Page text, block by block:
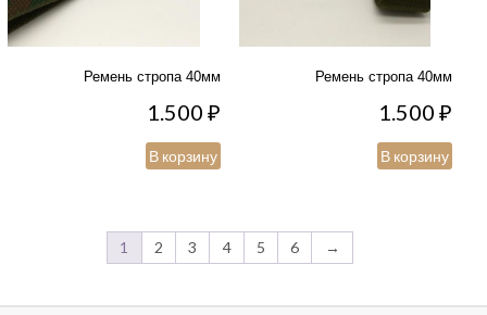
Ремень стропа 40мм
1.500₽
В корзину
Ремень стропа 40мм
1.500₽
В корзину
1 2 3 4 5 6 →